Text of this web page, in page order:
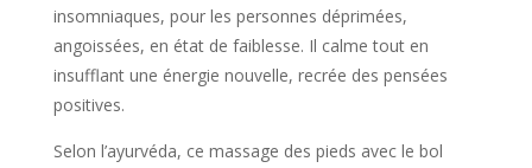
insomniaques, pour les personnes déprimées,
angoissées, en état de faiblesse. Il calme tout en
insufflant une énergie nouvelle, recrée des pensées
positives.
Selon l’ayurvéda, ce massage des pieds avec le bol